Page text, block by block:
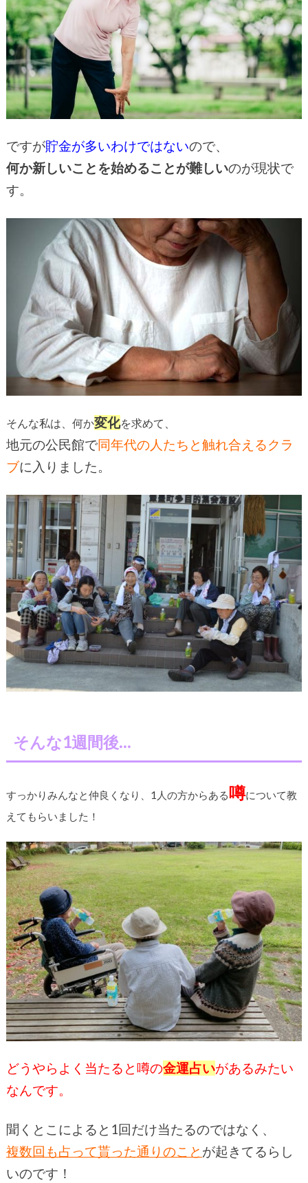
ですが貯金が多いわけではないので、
何か新しいことを始めることが難しいのが現状で
す。
そんな私は、何か変化を求めて、
地元の公民館で同年代の人たちと触れ合えるクラ
ブに入りました。
そんな1週間後…
すっかりみんなと仲良くなり、1人の方からある噂について教
えてもらいました！
どうやらよく当たると噂の金運占いがあるみたい
なんです。
聞くとこによると1回だけ当たるのではなく、
複数回も占って貰った通りのこと が起きてるらし
いのです！